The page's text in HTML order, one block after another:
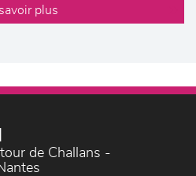
plus
de Challans -